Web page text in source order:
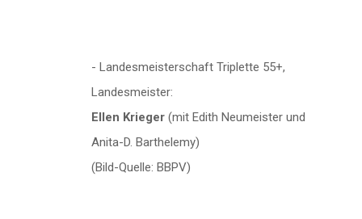
- Landesmeisterschaft Triplette 55+,
Landesmeister:
Ellen Krieger (mit Edith Neumeister und
Anita-D. Barthelemy)
(Bild-Quelle: BBPV)